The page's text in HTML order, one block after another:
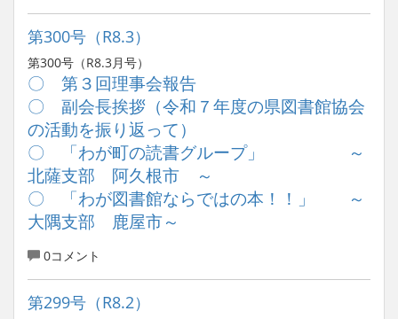
第300号（R8.3）
第300号（R8.3月号）
〇 第３回理事会報告
〇 副会長挨拶 （令和７年度の県図書館協会
の活動を振り返って）
〇 「わが町の読書グループ」 ～
北薩支部 阿久根市 ～
〇 「わが図書館ならではの本！！」 ～
大隅支部 鹿屋市～
0コメント
第299号（R8.2）